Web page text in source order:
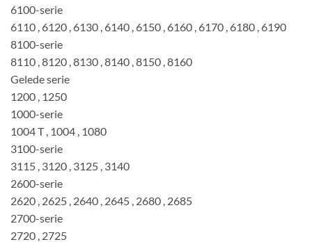
6100-serie
6110 , 6120 , 6130 , 6140 , 6150 , 6160 , 6170 , 6180 , 6190
8100-serie
8110 , 8120 , 8130 , 8140 , 8150 , 8160
Gelede serie
1200 , 1250
1000-serie
1004 T , 1004 , 1080
3100-serie
3115 , 3120 , 3125 , 3140
2600-serie
2620 , 2625 , 2640 , 2645 , 2680 , 2685
2700-serie
2720 , 2725